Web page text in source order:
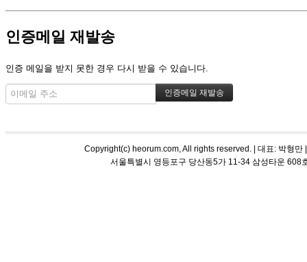
인증메일 재발송
인증 메일을 받지 못한 경우 다시 받을 수 있습니다.
Copyright(c) heorum.com, All rights reserved. | 대표: 박형
서울특별시 영등포구 당산동5가 11-34 삼성타운